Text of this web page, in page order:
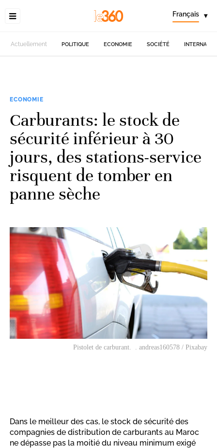
Français ▾
Actuellement POLITIQUE ECONOMIE SOCIÉTÉ
ECONOMIE
Carburants: le stock de
sécurité inférieur à 30
jours, des stations-service
risquent de tomber en
panne sèche
Pistolet de carburant. . andreas160578 / Pixabay
Dans le meilleur des cas, le stock de sécurité des
compagnies de distribution de carburants au Maroc
ne dépasse pas la moitié du niveau minimum exigé